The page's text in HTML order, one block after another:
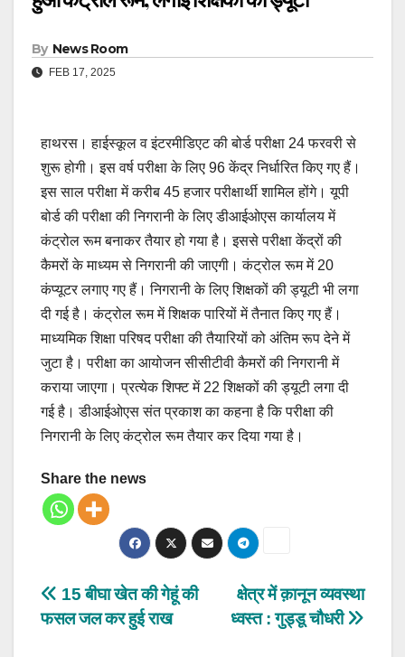
By News Room
FEB 17, 2025
हाथरस। हाईस्कूल व इंटरमीडिएट की बोर्ड परीक्षा 24 फरवरी से
शुरू होगी। इस वर्ष परीक्षा के लिए 96 केंद्र निर्धारित किए गए हैं।
इस साल परीक्षा में करीब 45 हजार परीक्षार्थी शामिल होंगे। यूपी
बोर्ड की परीक्षा की निगरानी के लिए डीआईओएस कार्यालय में
कंट्रोल रूम बनाकर तैयार हो गया है। इससे परीक्षा केंद्रों की
कैमरों के माध्यम से निगरानी की जाएगी। कंट्रोल रूम में 20
कंप्यूटर लगाए गए हैं। निगरानी के लिए शिक्षकों की ड्यूटी भी लगा
दी गई है। कंट्रोल रूम में शिक्षक पारियों में तैनात किए गए हैं।
माध्यमिक शिक्षा परिषद परीक्षा की तैयारियों को अंतिम रूप देने में
जुटा है। परीक्षा का आयोजन सीसीटीवी कैमरों की निगरानी में
कराया जाएगा। प्रत्येक शिफ्ट में 22 शिक्षकों की ड्यूटी लगा दी
गई है। डीआईओएस संत प्रकाश का कहना है कि परीक्षा की
निगरानी के लिए कंट्रोल रूम तैयार कर दिया गया है।
Share the news
Post
navigation
क्षेत्र में क़ानून व्यवस्था
ध्वस्त : गुड्डू चौधरी
15 बीघा खेत की गेहूं की
फसल जल कर हुई राख